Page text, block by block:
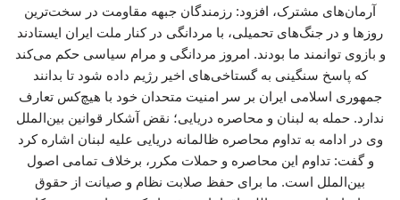
آرمان‌های مشترک، افزود: رزمندگان جبهه مقاومت در سخت‌ترین
روزها و در جنگ‌های تحمیلی، با مردانگی در کنار ملت ایران ایستادند
و بازوی توانمند ما بودند. امروز مردانگی و مرام سیاسی حکم می‌کند
که پاسخ سنگینی به گستاخی‌های اخیر رژیم داده شود تا بدانند
جمهوری اسلامی ایران بر سر امنیت متحدان خود با هیچ‌کس تعارف
ندارد. حمله به لبنان و محاصره دریایی؛ نقض آشکار قوانین بین‌الملل
وی در ادامه به تداوم محاصره ظالمانه دریایی علیه لبنان اشاره کرد
و گفت: تداوم این محاصره و حملات مکرر، برخلاف تمامی اصول
بین‌الملل است. ما برای حفظ صلابت نظام و صیانت از حقوق